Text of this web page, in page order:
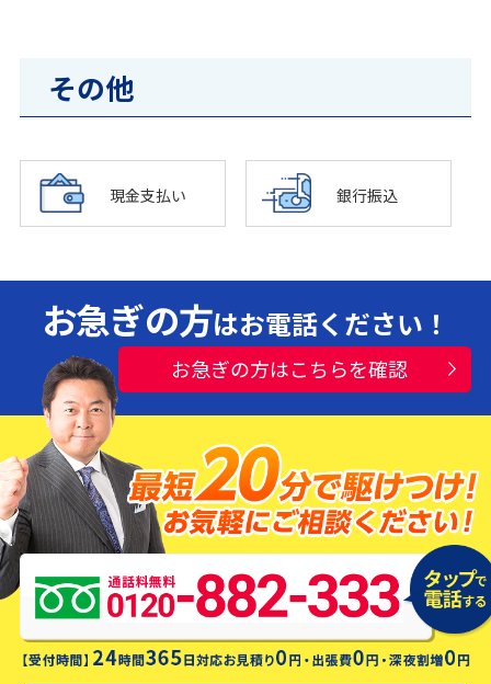
その他
現金支払い 銀行振込
お急ぎの方はお電話ください！
お急ぎの方はこちらを確認
水漏れ・つまり・修理お電話一本ですぐ
にお伺いします！